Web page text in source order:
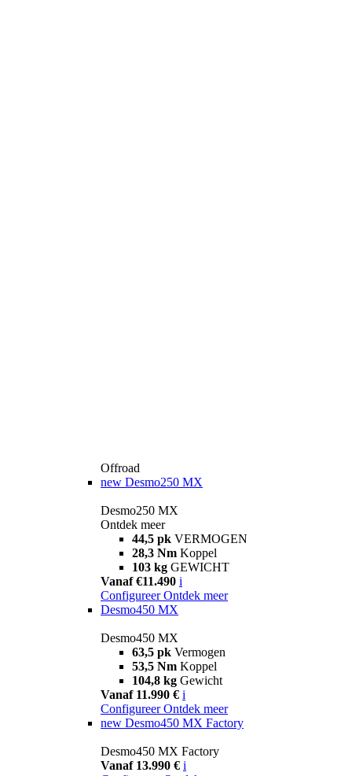
Offroad
new Desmo250 MX
Desmo250 MX
Ontdek meer
44,5 pk VERMOGEN
28,3 Nm Koppel
103 kg GEWICHT
Vanaf €11.490 i
Configureer Ontdek meer
Desmo450 MX
Desmo450 MX
63,5 pk Vermogen
53,5 Nm Koppel
104,8 kg Gewicht
Vanaf 11.990 € i
Configureer Ontdek meer
new Desmo450 MX Factory
Desmo450 MX Factory
Vanaf 13.990 € i